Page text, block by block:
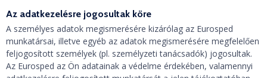
Az adatkezelésre jogosultak köre
A személyes adatok megismerésére kizárólag az Eurosped
munkatársai, illetve egyéb az adatok megismerésére megfelelően
feljogosított személyek (pl. személyzeti tanácsadók) jogosultak.
Az Eurosped az Ön adatainak a védelme érdekében, valamennyi